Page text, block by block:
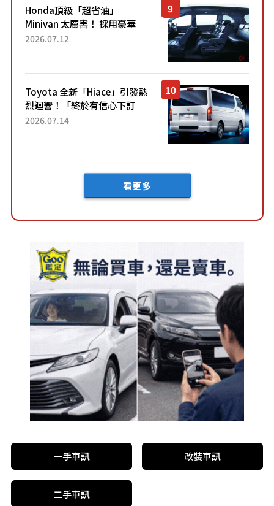
Honda頂級「超省油」
Minivan 太厲害！ 採用豪華
「真皮座椅」與專屬「黑色內
「三...
2026.07.12
Toyota 全新「Hiace」引發熱
烈迴響！「終於有信心下訂
了！」「哪個等級交車最
車？...
2026.07.14
看更多
一手車訊 改裝車訊
二手車訊